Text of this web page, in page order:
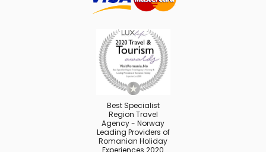
Best Specialist
Region Travel
Agency - Norway
Leading Providers of
Romanian Holiday
Experiences 2020